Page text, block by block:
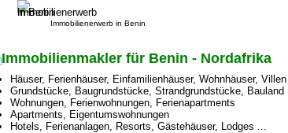
Immobilienerwerb in Benin
Immobilienmakler für Benin - Nordafrika
Häuser, Ferienhäuser, Einfamilienhäuser, Wohnhäuser, Villen
Grundstücke, Baugrundstücke, Strandgrundstücke, Bauland
Wohnungen, Ferienwohnungen, Ferienapartments
Apartments, Eigentumswohnungen
Hotels, Ferienanlagen, Resorts, Gästehäuser, Lodges ...